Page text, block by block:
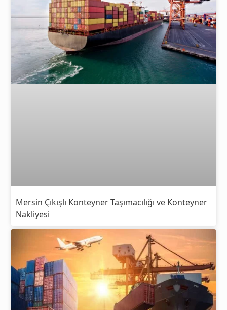
Mersin Çıkışlı Konteyner Taşımacılığı ve Konteyner
Nakliyesi